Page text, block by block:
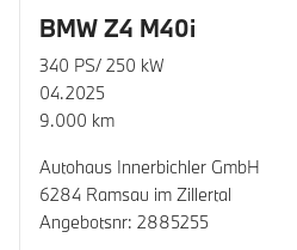
BMW Z4 M40i
340 PS/ 250 kW
04.2025
9.000 km
Autohaus Innerbichler GmbH
6284 Ramsau im Zillertal
Angebotsnr: 2885255